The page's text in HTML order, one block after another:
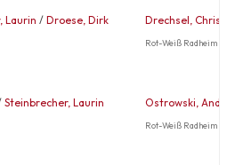
Laurin / Droese, Dirk Drechsel,
Rot-Weiß Radheim 2
Steinbrecher, Laurin Ostrowski,
Rot-Weiß Radheim 2